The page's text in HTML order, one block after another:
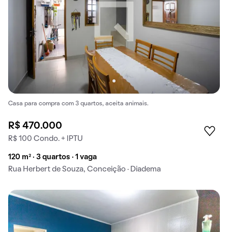
Casa para compra com 3 quartos, aceita animais.
R$ 470.000
R$ 100 Condo. + IPTU
120 m² · 3 quartos · 1 vaga
Rua Herbert de Souza, Conceição · Diadema